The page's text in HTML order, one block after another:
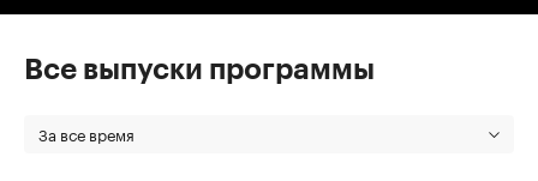
Все выпуски программы
За все время